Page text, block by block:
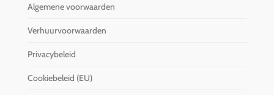
Algemene voorwaarden
Verhuurvoorwaarden
Privacybeleid
Cookiebeleid (EU)